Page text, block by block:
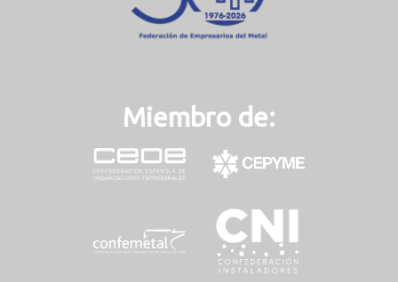
Miembro de: